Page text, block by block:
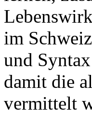
im
und
damit die
vermittelt